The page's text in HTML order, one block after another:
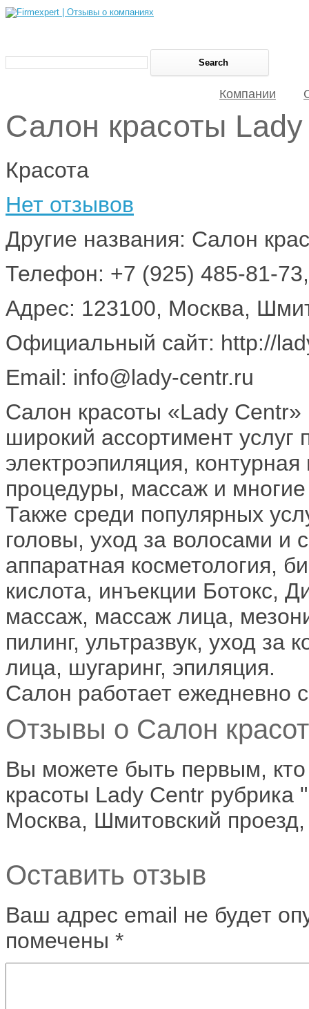
Компании
Салон красоты
Красота
Нет отзывов
Другие названия: Салон
Телефон: +7 (925) 485-81-
Адрес: 123100, Москва,
Официальный сайт: http://
Email: info@lady-centr.ru
Салон красоты «Lady
широкий ассортимент
электроэпиляция,
процедуры, массаж и многие
Также среди популярных
головы, уход за волосами и
аппаратная косметология,
кислота, инъекции Ботокс,
массаж, массаж лица,
пилинг, ультразвук, уход
лица, шугаринг, эпиляция.
Салон работает ежедневно
Отзывы о Салон
Вы можете быть первым,
красоты Lady Centr рубрика
Москва, Шмитовский
Оставить отзыв
Ваш адрес email не будет
помечены *